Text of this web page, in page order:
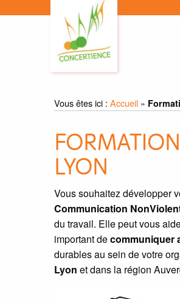
Vous êtes ici : Accueil»
LYON
Vous souhaitez développer
Communication
du travail. Elle peut vous
important decommuniquer
durables au sein de votre
Lyon et dans la région